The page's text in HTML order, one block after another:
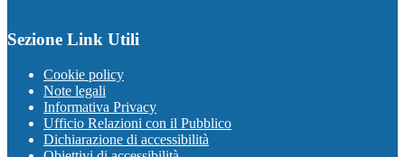
Sezione Link Utili
Cookie policy
Note legali
Informativa Privacy
Ufficio Relazioni con il Pubblico
Dichiarazione di accessibilità